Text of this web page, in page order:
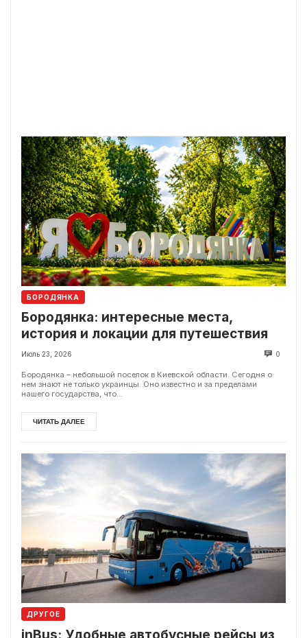
БОРОДЯНКА
Бородянка: интересные места,
история и локации для путешествия
Июль 23, 2026 0
Бородянка – небольшой поселок в Киевской области. Сегодня о
нем знают не только украинцы. Оно известно и за пределами
нашего государства, что...
ЧИТАТЬ ДАЛЕЕ
ДРУГОЕ